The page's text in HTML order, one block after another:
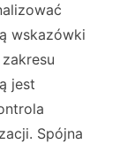
wskazówki
jest
Spójna